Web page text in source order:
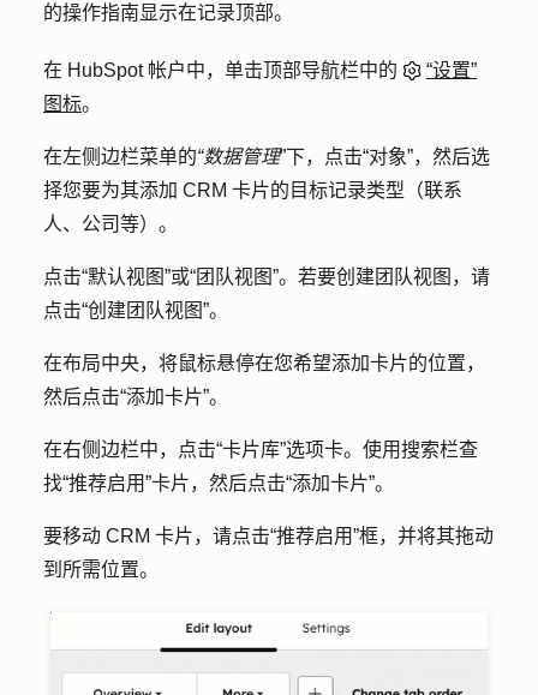
的操作指南显示在记录顶部。
在 HubSpot 帐户中，单击顶部导航栏中的
“设置”
图标。
在左侧边栏菜单的“数据管理”下，点击“对象”，然后选
择您要为其添加 CRM 卡片的目标记录类型 （联系
人、公司等）。
点击“默认视图”或“团队视图”。若要创建团队视图，请
点击“创建团队视图”。
在布局中央，将鼠标悬停在您希望添加卡片的位置，
然后点击“添加卡片”。
在右侧边栏中，点击“卡片库”选项卡。使用搜索栏查
找“推荐启用”卡片，然后点击“添加卡片”。
要移动 CRM 卡片，请点击“推荐启用”框，并将其拖动
到所需位置。